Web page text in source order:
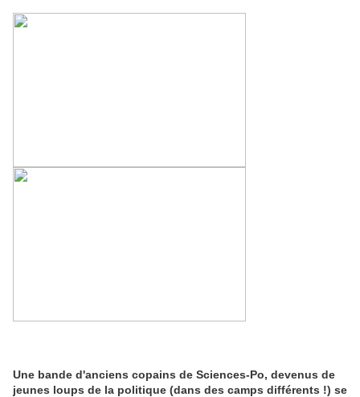
Une bande d'anciens copains de Sciences-Po, devenus de
jeunes loups de la politique (dans des camps différents !) se